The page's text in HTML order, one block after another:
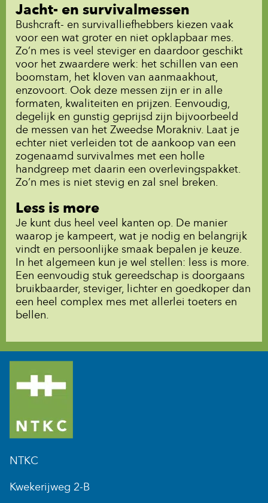
Jacht- en survivalmessen
Bushcraft- en survivalliefhebbers kiezen vaak
voor een wat groter en niet opklapbaar mes.
Zo’n mes is veel steviger en daardoor geschikt
voor het zwaardere werk: het schillen van een
boomstam, het kloven van aanmaakhout,
enzovoort. Ook deze messen zijn er in alle
formaten, kwaliteiten en prijzen. Eenvoudig,
degelijk en gunstig geprijsd zijn bijvoorbeeld
de messen van het Zweedse Morakniv. Laat je
echter niet verleiden tot de aankoop van een
zogenaamd survivalmes met een holle
handgreep met daarin een overlevingspakket.
Zo’n mes is niet stevig en zal snel breken.
Less is more
Je kunt dus heel veel kanten op. De manier
waarop je kampeert, wat je nodig en belangrijk
vindt en persoonlijke smaak bepalen je keuze.
In het algemeen kun je wel stellen: less is more.
Een eenvoudig stuk gereedschap is doorgaans
bruikbaarder, steviger, lichter en goedkoper dan
een heel complex mes met allerlei toeters en
bellen.
NTKC
Kwekerijweg 2-B